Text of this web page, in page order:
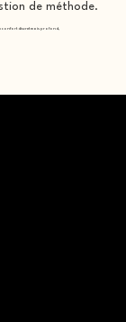
de méthode.
confort discret mais profond,